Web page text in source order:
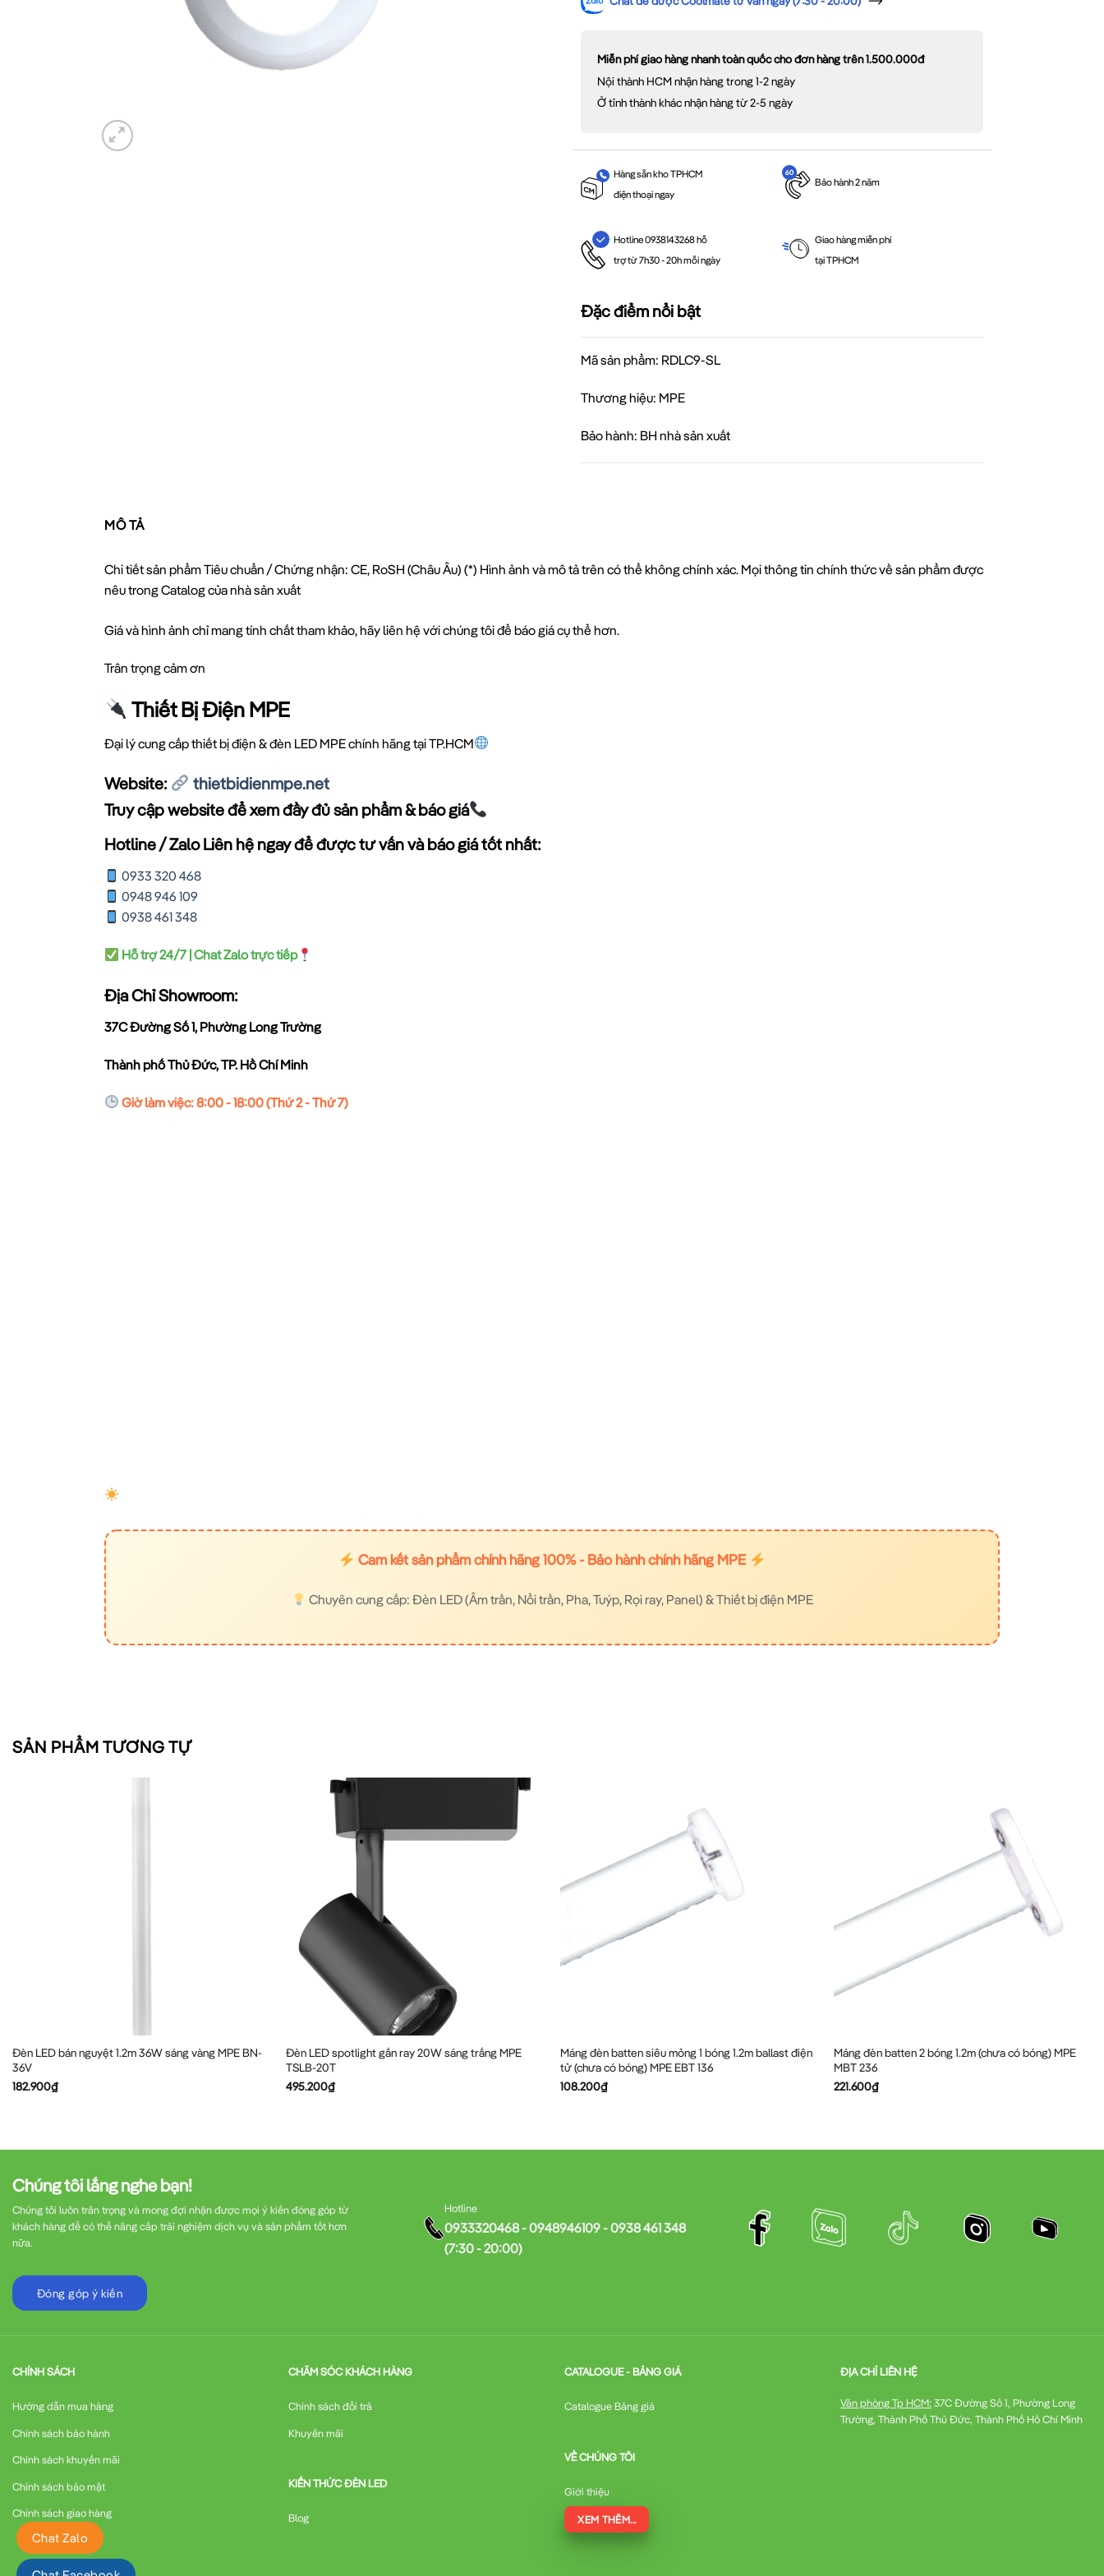
Miễn phí giao hàng nhanh toàn quốc cho đơn hàng trên 1.500.000đ
Nội thành HCM nhận hàng trong 1-2 ngày
Ở tỉnh thành khác nhận hàng từ 2-5 ngày
Hàng sẵn kho TPHCM
điện thoại ngay
Bảo hành 2 năm
Hotline 0938143268 hỗ
trợ từ 7h30 - 20h mỗi ngày
Giao hàng miễn phí
tại TPHCM
Đặc điểm nổi bật
Mã sản phẩm: RDLC9-SL
Thương hiệu: MPE
Bảo hành: BH nhà sản xuất
MÔ TẢ
Chi tiết sản phẩm Tiêu chuẩn / Chứng nhận: CE, RoSH (Châu Âu) (*) Hình ảnh và mô tả trên có thể không chính xác. Mọi thông tin chính thức về sản phẩm được
nêu trong Catalog của nhà sản xuất
Giá và hình ảnh chỉ mang tính chất tham khảo, hãy liên hệ với chúng tôi để báo giá cụ thể hơn.
Trân trọng cảm ơn
Thiết Bị Điện MPE
Đại lý cung cấp thiết bị điện & đèn LED MPE chính hãng tại TP.HCM
Website:
thietbidienmpe.net
Truy cập website để xem đầy đủ sản phẩm & báo giá
Hotline / Zalo Liên hệ ngay để được tư vấn và báo giá tốt nhất:
0933 320 468
0948 946 109
0938 461 348
Hỗ trợ 24/7 | Chat Zalo trực tiếp
Địa Chỉ Showroom:
37C Đường Số 1, Phường Long Trường
Thành phố Thủ Đức, TP. Hồ Chí Minh
Giờ làm việc: 8:00 - 18:00 (Thứ 2 - Thứ 7)
Cam kết sản phẩm chính hãng 100% - Bảo hành chính hãng MPE
Chuyên cung cấp: Đèn LED (Âm trần, Nổi trần, Pha, Tuýp, Rọi ray, Panel) & Thiết bị điện MPE
SẢN PHẨM TƯƠNG TỰ
Đèn LED bán nguyệt 1.2m 36W sáng vàng MPE BN-
36V
182.900₫
Đèn LED spotlight gắn ray 20W sáng trắng MPE
TSLB-20T
495.200₫
Máng đèn batten siêu mỏng 1 bóng 1.2m ballast điện
tử (chưa có bóng) MPE EBT 136
108.200₫
Máng đèn batten 2 bóng 1.2m (chưa có bóng) MPE
MBT 236
221.600₫
Chúng tôi lắng nghe bạn!
Chúng tôi luôn trân trọng và mong đợi nhận được mọi ý kiến đóng góp từ
khách hàng để có thể nâng cấp trải nghiệm dịch vụ và sản phẩm tốt hơn
nữa.
Đóng góp ý kiến
Hotline
0933320468 - 0948946109 - 0938 461 348
(7:30 - 20:00)
CHÍNH SÁCH
Hướng dẫn mua hàng
Chính sách bảo hành
Chính sách khuyến mãi
Chính sách bảo mật
Chính sách giao hàng
CHĂM SÓC KHÁCH HÀNG
Chính sách đổi trả
Khuyến mãi
KIẾN THỨC ĐÈN LED
Blog
CATALOGUE - BẢNG GIÁ
Catalogue Bảng giá
VỀ CHÚNG TÔI
Giới thiệu
XEM THÊM...
ĐỊA CHỈ LIÊN HỆ
Văn phòng Tp HCM:37C Đường Số 1, Phường Long
Trường, Thành Phố Thủ Đức, Thành Phố Hồ Chí Minh
Chat Zalo